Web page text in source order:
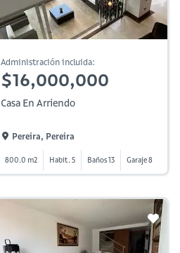
Administración incluida:
$16,000,000
Casa En Arriendo
Pereira, Pereira
800.0 m2 Habit. 5 Baños 13 Garaje 8